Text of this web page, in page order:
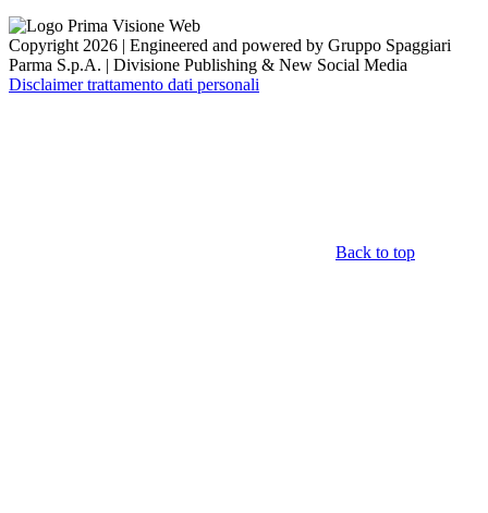
Copyright 2026 | Engineered and powered by Gruppo Spaggiari
Parma S.p.A. | Divisione Publishing & New Social Media
Disclaimer trattamento dati personali
Back to top